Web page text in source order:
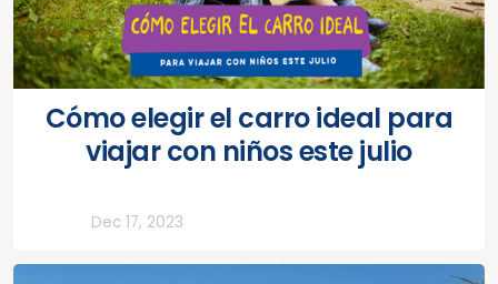
Cómo elegir el carro ideal para
viajar con niños este julio
Dec 17, 2023